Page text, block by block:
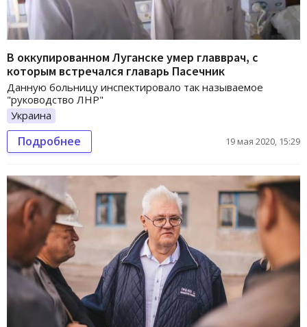
В оккупированном Луганске умер главврач, с
которым встречался главарь Пасечник
Данную больницу инспектировало так называемое
"руководство ЛНР"
Украина
Подробнее 19 мая 2020, 15:29